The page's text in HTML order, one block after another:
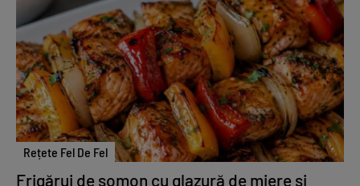
Rețete Fel De Fel
Frigărui de somon cu glazură de miere și